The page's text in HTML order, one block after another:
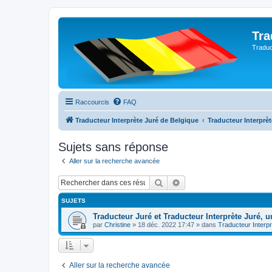
Raccourcis FAQ
Traducteur Interprète Juré de Belgique Traducteur
Sujets sans réponse
Aller sur la recherche avancée
Rechercher
SUJETS
Traducteur Juré et Traducteur Interprète Juré,
par Christine » 18 déc. 2022 17:47 » dans Traducteur
Aller sur la recherche avancée